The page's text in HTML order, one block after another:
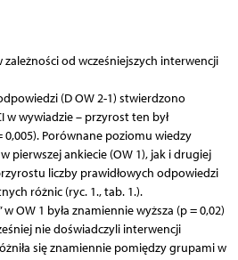
od wcześniejszych interwencji
(D OW 2-1) stwierdzono
w wywiadzie – przyrost ten był
Porównane poziomu wiedzy
pierwszej ankiecie (OW 1), jak i drugiej
liczby prawidłowych odpowiedzi
różnic (ryc. 1., tab. 1.).
OW 1 była znamiennie wyższa (p = 0,02)
nie doświadczyli interwencji
się znamiennie pomiędzy grupami w